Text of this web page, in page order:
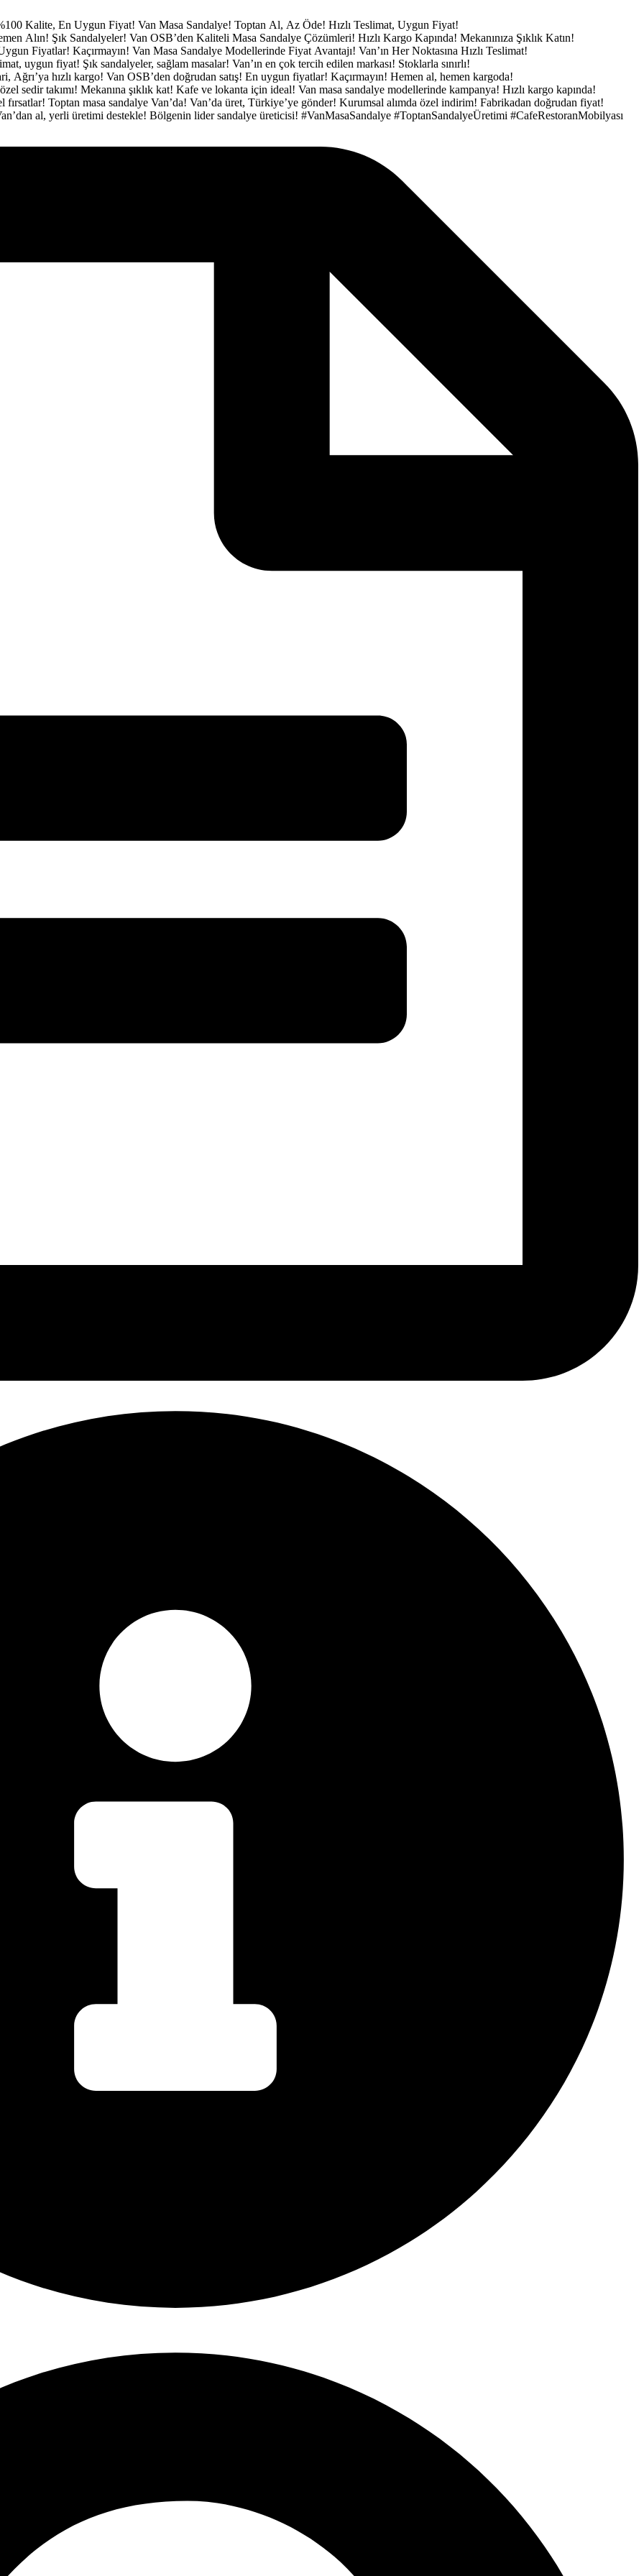
Kalite, En Uygun Fiyat! Van Masa Sandalye! Toptan Al, Az Öde! Hızlı Teslimat, Uygun Fiyat!
Alın! Şık Sandalyeler! Van OSB’den Kaliteli Masa Sandalye Çözümleri! Hızlı Kargo Kapında! Mekanınıza Şıklık Katın!
Fiyatlar! Kaçırmayın! Van Masa Sandalye Modellerinde Fiyat Avantajı! Van’ın Her Noktasına Hızlı Teslimat!
uygun fiyat! Şık sandalyeler, sağlam masalar! Van’ın en çok tercih edilen markası! Stoklarla sınırlı!
Ağrı’ya hızlı kargo! Van OSB’den doğrudan satış! En uygun fiyatlar! Kaçırmayın! Hemen al, hemen kargoda!
sedir takımı! Mekanına şıklık kat! Kafe ve lokanta için ideal! Van masa sandalye modellerinde kampanya! Hızlı kargo kapında!
fırsatlar! Toptan masa sandalye Van’da! Van’da üret, Türkiye’ye gönder! Kurumsal alımda özel indirim! Fabrikadan doğrudan fiyat!
al, yerli üretimi destekle! Bölgenin lider sandalye üreticisi! #VanMasaSandalye #ToptanSandalyeÜretimi #CafeRestoranMobilyası